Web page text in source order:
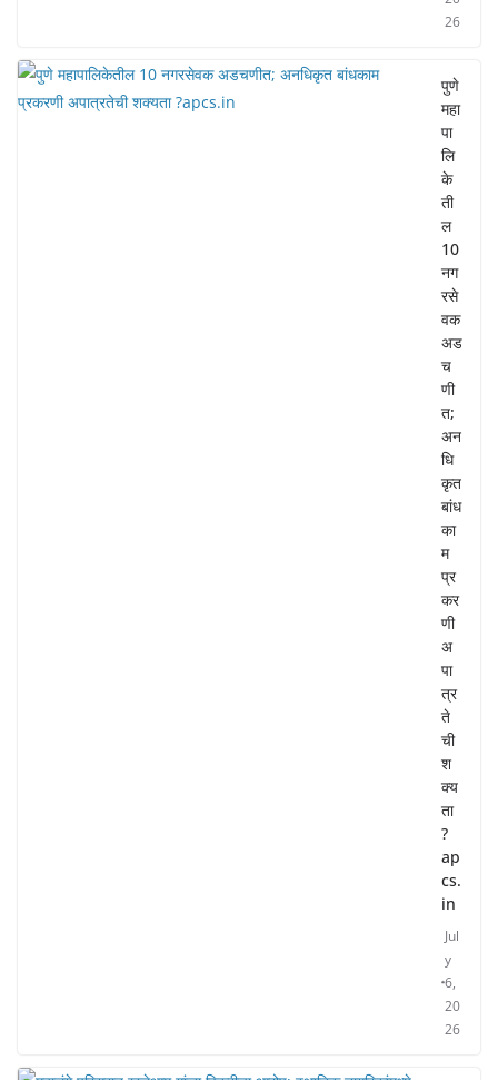
26
पुणे
महा
पा
लि
के
ती
ल
10
नग
रसे
वक
अड
च
णी
त;
अन
धि
कृत
बांध
का
म
प्र
कर
णी
अ
पा
त्र
ते
ची
श
क्य
ता
?
ap
cs.
in
Jul
y
6,
20
26